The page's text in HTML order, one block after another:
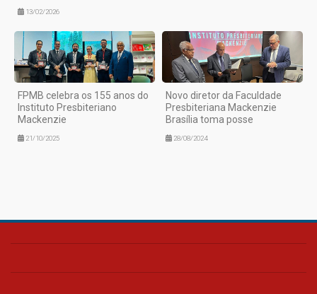
13/02/2026
FPMB celebra os 155 anos do
Instituto Presbiteriano
Mackenzie
21/10/2025
Novo diretor da Faculdade
Presbiteriana Mackenzie
Brasília toma posse
28/08/2024